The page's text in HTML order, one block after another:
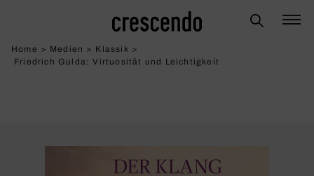
Home > Medien > Klassik >
Friedrich Gulda: Virtuo­sität und Leich­tig­keit